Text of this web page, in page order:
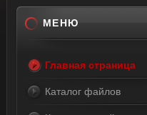
МЕНЮ
Главная страница
Каталог файлов